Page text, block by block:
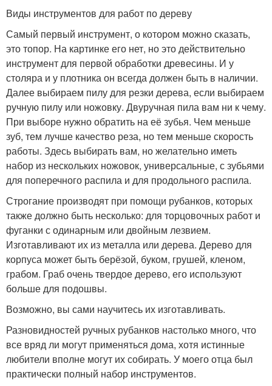
Виды инструментов для работ по дереву
Самый первый инструмент, о котором можно сказать,
это топор. На картинке его нет, но это действительно
инструмент для первой обработки древесины. И у
столяра и у плотника он всегда должен быть в наличии.
Далее выбираем пилу для резки дерева, если выбираем
ручную пилу или ножовку. Двуручная пила вам ни к чему.
При выборе нужно обратить на её зубья. Чем меньше
зуб, тем лучше качество реза, но тем меньше скорость
работы. Здесь выбирать вам, но желательно иметь
набор из нескольких ножовок, универсальные, с зубьями
для поперечного распила и для продольного распила.
Строгание производят при помощи рубанков, которых
также должно быть несколько: для торцовочных работ и
фуганки с одинарным или двойным лезвием.
Изготавливают их из металла или дерева. Дерево для
корпуса может быть берёзой, буком, грушей, кленом,
грабом. Граб очень твердое дерево, его используют
больше для подошвы.
Возможно, вы сами научитесь их изготавливать.
Разновидностей ручных рубанков настолько много, что
все вряд ли могут применяться дома, хотя истинные
любители вполне могут их собирать. У моего отца был
практически полный набор инструментов.